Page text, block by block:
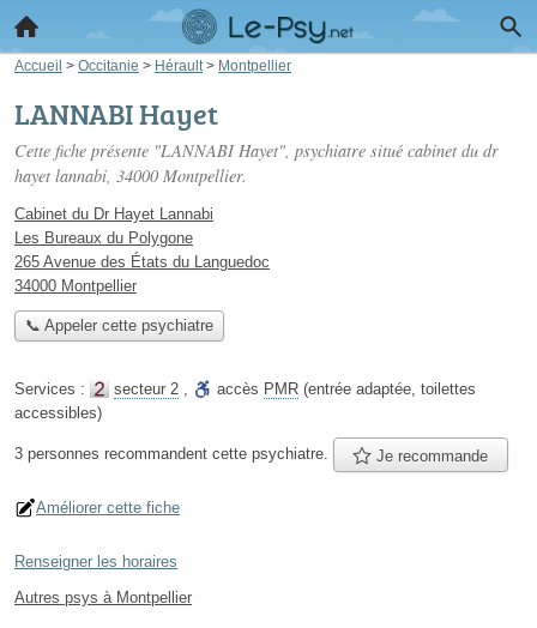
Accueil > Occitanie > Hérault > Montpellier
LANNABI Hayet
Cette fiche présente "LANNABI Hayet", psychiatre situé cabinet du dr
hayet lannabi, 34000 Montpellier.
Cabinet du Dr Hayet Lannabi
Les Bureaux du Polygone
265 Avenue des États du Languedoc
34000 Montpellier
📞 Appeler cette psychiatre
Services : secteur 2 , accès PMR (entrée adaptée, toilettes
accessibles)
3 personnes recommandent cette psychiatre. Je recommande
Améliorer cette fiche
Renseigner les horaires
Autres psys à Montpellier